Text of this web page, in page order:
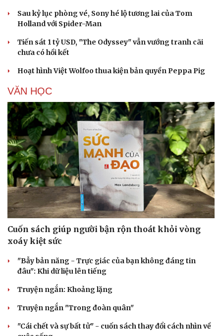
Cải chính
Sau kỷ lục phòng vé, Sony hé lộ tương lai của Tom
Holland với Spider-Man
Tiến sát 1 tỷ USD, "The Odyssey" vẫn vướng tranh cãi
chưa có hồi kết
Hoạt hình Việt Wolfoo thua kiện bản quyền Peppa Pig
VĂN HỌC
Cuốn sách giúp người bận rộn thoát khỏi vòng
xoáy kiệt sức
"Bẫy bản năng - Trực giác của bạn không đáng tin
đâu": Khi dữ liệu lên tiếng
Truyện ngắn: Khoảng lặng
Truyện ngắn "Trong đoàn quân"
"Cái chết và sự bất tử" - cuốn sách thay đổi cách nhìn về